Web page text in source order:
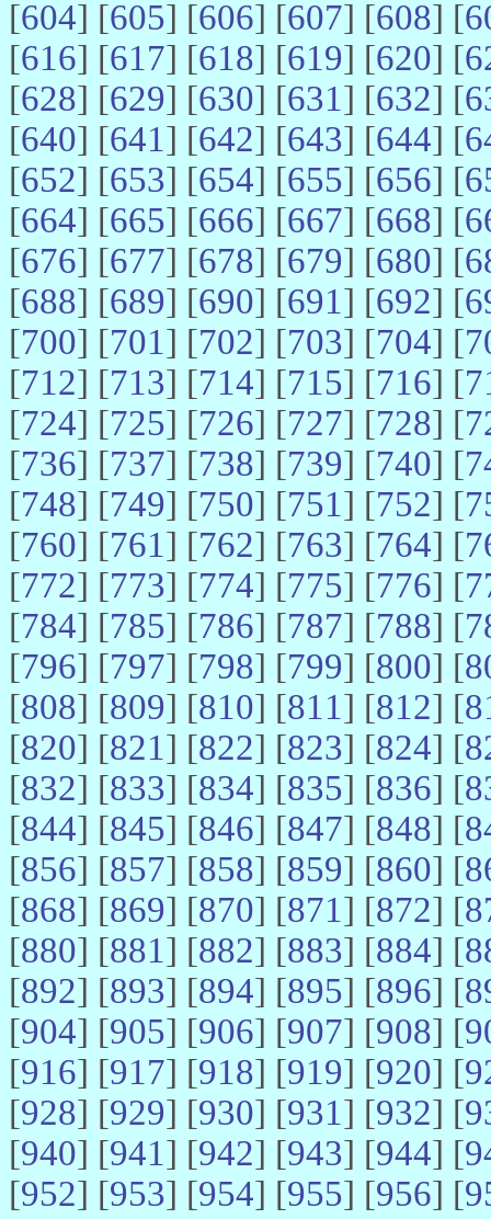
[604] [605] [606] [607] [608] [
[616] [617] [618] [619] [620] [
[628] [629] [630] [631] [632] [
[640] [641] [642] [643] [644] [
[652] [653] [654] [655] [656] [
[664] [665] [666] [667] [668] [
[676] [677] [678] [679] [680] [
[688] [689] [690] [691] [692] [
[700] [701] [702] [703] [704] [
[712] [713] [714] [715] [716] [
[724] [725] [726] [727] [728] [
[736] [737] [738] [739] [740] [
[748] [749] [750] [751] [752] [
[760] [761] [762] [763] [764] [
[772] [773] [774] [775] [776] [
[784] [785] [786] [787] [788] [
[796] [797] [798] [799] [800] [
[808] [809] [810] [811] [812] [
[820] [821] [822] [823] [824] [
[832] [833] [834] [835] [836] [
[844] [845] [846] [847] [848] [
[856] [857] [858] [859] [860] [
[868] [869] [870] [871] [872] [
[880] [881] [882] [883] [884] [
[892] [893] [894] [895] [896] [
[904] [905] [906] [907] [908] [
[916] [917] [918] [919] [920] [
[928] [929] [930] [931] [932] [
[940] [941] [942] [943] [944] [
[952] [953] [954] [955] [956] [